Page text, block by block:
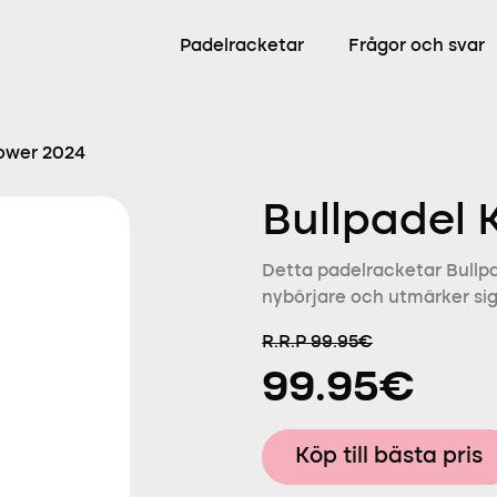
Padelracketar Frågor och svar
2024
Bullpadel
Detta padelracketar
nybörjare och utmärker
R.R.P 99.95€
99.95€
Köp till bästa pris